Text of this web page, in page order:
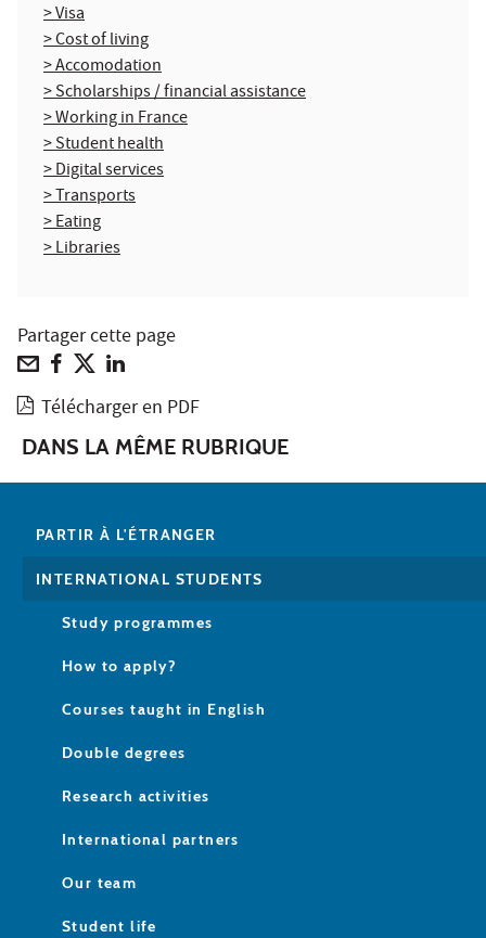
> Visa
> Cost of living
> Accomodation
> Scholarships / financial assistance
> Working in France
> Student health
> Digital services
> Transports
> Eating
> Libraries
Partager cette page
Télécharger en PDF
DANS LA MÊME RUBRIQUE
PARTIR À L'ÉTRANGER
INTERNATIONAL STUDENTS
Study programmes
How to apply?
Courses taught in English
Double degrees
Research activities
International partners
Our team
Student life